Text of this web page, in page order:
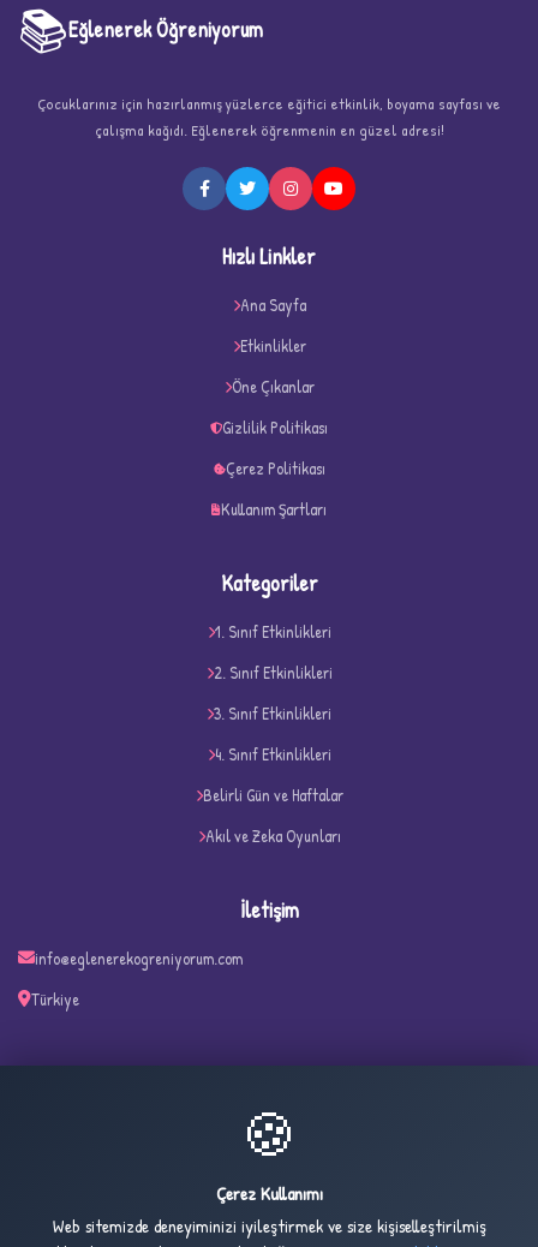
D
📚Eğlenerek Öğreniyorum
Çocuklarınız için hazırlanmış yüzlerce eğitici etkinlik, boyama sayfası ve
çalışma kağıdı. Eğlenerek öğrenmenin en güzel adresi!
Hızlı Linkler
Ana Sayfa
Etkinlikler
Öne Çıkanlar
Gizlilik Politikası
Çerez Politikası
Kullanım Şartları
Kategoriler
1. Sınıf Etkinlikleri
2. Sınıf Etkinlikleri
3. Sınıf Etkinlikleri
4. Sınıf Etkinlikleri
Belirli Gün ve Haftalar
Akıl ve Zeka Oyunları
İletişim
info@eglenerekogreniyorum.com
Türkiye
5,406 1,034,337
🍪
Çerez Kullanımı
Web sitemizde deneyiminizi iyileştirmek ve size kişiselleştirilmiş